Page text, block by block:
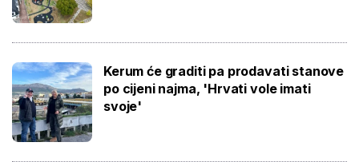
Kerum će graditi pa prodavati stanove
po cijeni najma, 'Hrvati vole imati
svoje'